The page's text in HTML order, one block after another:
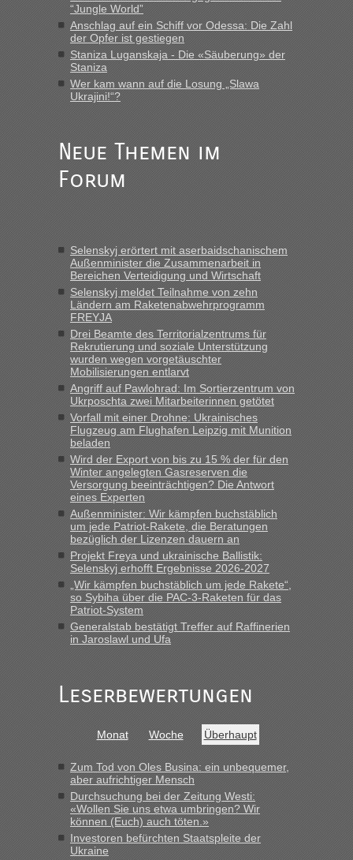
Recht, Visa und Dokumente • Re: Deklaration
gebrauchter Kleidung beim Zoll
„Vielen Dank, mit einem Briefchen meiner Frau im Gepäck
gab es keine Probleme“
fast 11 Milliarden aufgedeckt
„Am besten wäre natürlich, wenn die Frau mit dabei ist.
Alleinreisende Männer stehen schließlich immer unter
Milliarden aufgedeckt
„Kein Zoll. Du musst an sich nur sagen dass das privat ist
und du nicht damit handeln willst. So lange das nicht
Originalverpackt ist und ersichlich das nicht neu sollte es
keine Probleme geben“
Recht, Visa und Dokumente • Deklaration
gebrauchter Kleidung beim Zoll
„Hallo Leute, ich weiß nicht, ob ich hier richtig bin mit meiner
Anfrage. Ich möchte 4 Umzugskartons mit gebrauchter
Straßen Kleidung bei der Einreise in die Ukraine
mitnehmen. Es ist gebrauchte Kleidung...“
Berichte und Reisetipps • Re: An welchem
Grenzübergang zwischen Polen und der Ukraine geht es am
schnellsten?
„Wir sind mit unserem Wohnmobil, wie geplant am Montag
15.6. in Krakovets rüber. Sehr zeitig los gegen 5 Uhr in der
Früh. Mit sehr sehr wenig Verkehr, super bis zur Grenze. Nur
8 PKW vor der Schranke....“
Berichte und Reisetipps • Re: An welchem
Grenzübergang zwischen Polen und der Ukraine geht es am
schnellsten?
„Gestern 6 Stunden warten vor der Grenze Richtung Polen
Grenzübergang zwischen Polen und der Ukraine geht es am
„Bin am Montag 15.6.26 um 8 Uhr in Urgyniw ausgereist,
das erste Mal an einem Montagmorgen ca. 15 Fahrzeuge
vor mir, bin sonst der Erste oder Zweite, egal, nach ca 20
Minuten wurde dann die nächste Welle...“
Berichte und Reisetipps • Re: An welchem
Grenzübergang zwischen Polen und der Ukraine geht es am
“Jungle World”
Anschlag auf ein Schiff vor Odessa: Die Zahl
der Opfer ist gestiegen
Staniza Luganskaja - Die «Säuberung» der
Staniza
Wer kam wann auf die Losung „Slawa
Ukrajini!“?
Neue Themen im
Forum
Selenskyj erörtert mit aserbaidschanischem
Außenminister die Zusammenarbeit in
Bereichen Verteidigung und Wirtschaft
Selenskyj meldet Teilnahme von zehn
Ländern am Raketenabwehrprogramm
FREYJA
Drei Beamte des Territorialzentrums für
Rekrutierung und soziale Unterstützung
wurden wegen vorgetäuschter
Mobilisierungen entlarvt
Angriff auf Pawlohrad: Im Sortierzentrum von
Ukrposchta zwei Mitarbeiterinnen getötet
Vorfall mit einer Drohne: Ukrainisches
Flugzeug am Flughafen Leipzig mit Munition
beladen
Wird der Export von bis zu 15 % der für den
Winter angelegten Gasreserven die
Versorgung beeinträchtigen? Die Antwort
eines Experten
Außenminister: Wir kämpfen buchstäblich
um jede Patriot-Rakete, die Beratungen
bezüglich der Lizenzen dauern an
Projekt Freya und ukrainische Ballistik:
Selenskyj erhofft Ergebnisse 2026-2027
„Wir kämpfen buchstäblich um jede Rakete“,
so Sybiha über die PAC-3-Raketen für das
Patriot-System
Generalstab bestätigt Treffer auf Raffinerien
in Jaroslawl und Ufa
Leserbewertungen
Monat Woche Überhaupt
Zum Tod von Oles Busina: ein unbequemer,
aber aufrichtiger Mensch
Durchsuchung bei der Zeitung Westi:
«Wollen Sie uns etwa umbringen? Wir
können (Euch) auch töten.»
Investoren befürchten Staatspleite der
Ukraine